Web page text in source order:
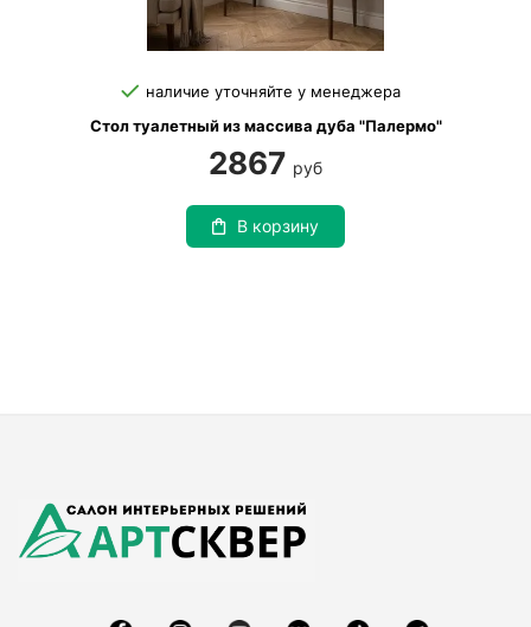
наличие уточняйте у менеджера
Стол туалетный из массива дуба "Палермо"
2867 руб
В корзину